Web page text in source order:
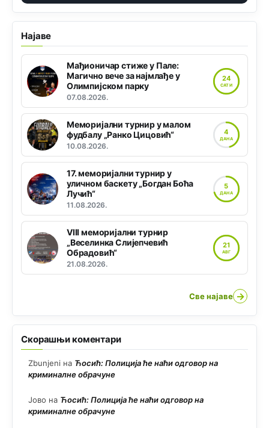
Најаве
Мађионичар стиже у Пале:
Магично вече за најмлађе у
Олимпијском парку
07.08.2026.
24
САТИ
Меморијални турнир у малом
фудбалу „Ранко Цицовић“
10.08.2026.
4
ДАНА
17. меморијални турнир у
уличном баскету „Богдан Боћа
Лучић“
11.08.2026.
5
ДАНА
VIII меморијални турнир
„Веселинка Слијепчевић
Обрадовић“
21.08.2026.
21
АВГ
Све најаве →
Скорашњи коментари
Zbunjeni на Ћосић: Полиција ће наћи одговор на
криминалне обрачуне
Јово на Ћосић: Полиција ће наћи одговор на
криминалне обрачуне